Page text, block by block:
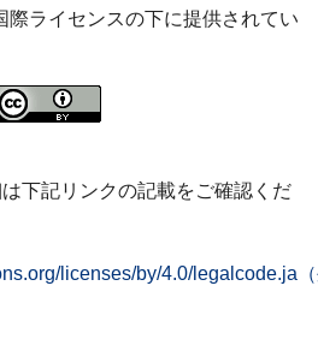
際ライセンスの下に提供されてい
下記リンクの記載をご確認くだ
licenses/by/4.0/legalcode.ja